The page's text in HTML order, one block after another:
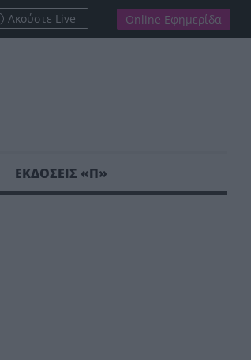
Ακούστε Live Online Εφημερίδα
ΕΚΔΟΣΕΙΣ «Π»